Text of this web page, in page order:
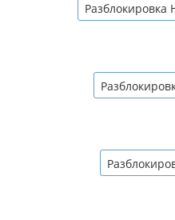
Разблокировка